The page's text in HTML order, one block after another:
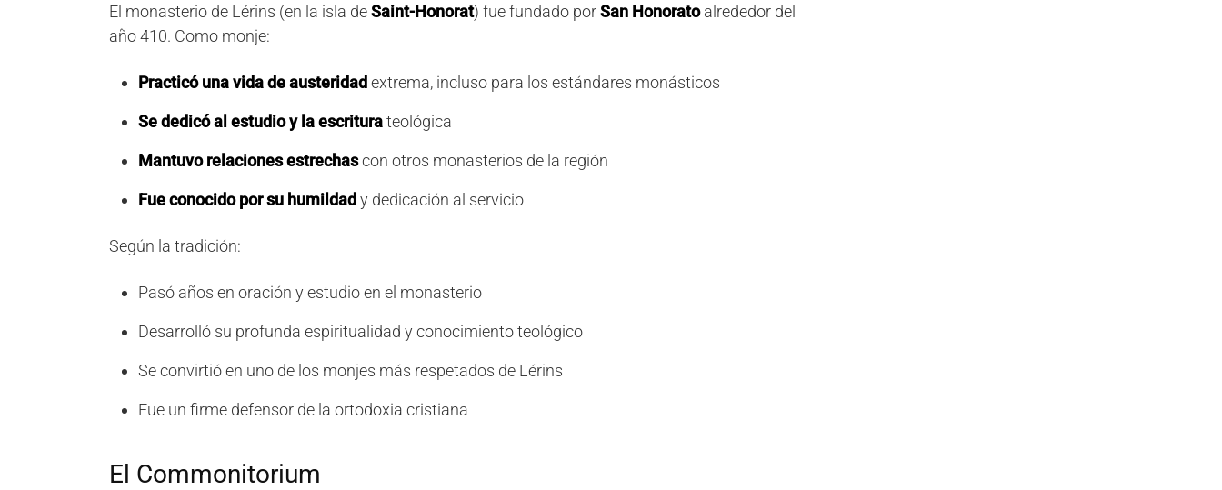
El monasterio de Lérins (en la isla deSaint-Honorat) fue fundado porSan Honoratoalrededor del
año 410. Como monje:
Practicó una vida de austeridadextrema, incluso para los estándares monásticos
Se dedicó al estudio y la escriturateológica
Mantuvo relaciones estrechascon otros monasterios de la región
Fue conocido por su humildady dedicación al servicio
Según la tradición:
Pasó años en oración y estudio en el monasterio
Desarrolló su profunda espiritualidad y conocimiento teológico
Se convirtió en uno de los monjes más respetados de Lérins
Fue un firme defensor de la ortodoxia cristiana
El Commonitorium